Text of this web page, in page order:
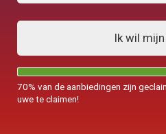
Ik wil
70% van de aanbiedingen zijn
uwe te claimen!